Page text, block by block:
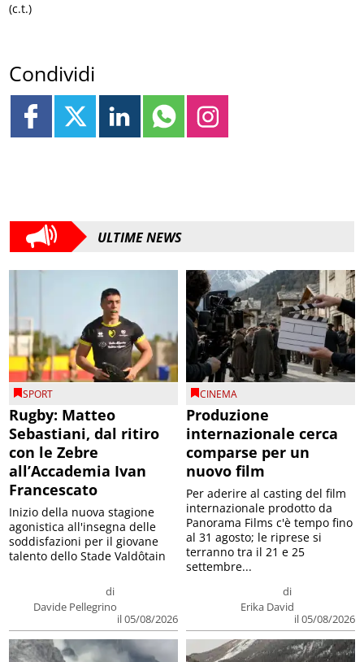
(c.t.)
Condividi
ULTIME NEWS
SPORT
Rugby: Matteo
Sebastiani, dal ritiro
con le Zebre
all’Accademia Ivan
Francescato
di
Davide Pellegrino
il 05/08/2026
Inizio della nuova stagione
agonistica all'insegna delle
soddisfazioni per il giovane
talento dello Stade Valdôtain
CINEMA
Produzione
internazionale cerca
comparse per un
nuovo film
di
Erika David
il 05/08/2026
Per aderire al casting del film
internazionale prodotto da
Panorama Films c'è tempo fino
al 31 agosto; le riprese si
terranno tra il 21 e 25
settembre...